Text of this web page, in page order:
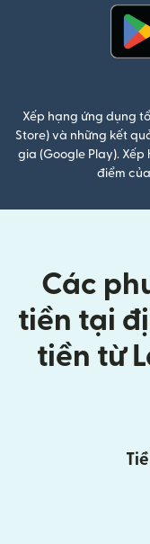
Xếp hạng ứng dụng
Store) và những kết
gia (Google Play).
điểm
Các
tiền tại
tiền từ